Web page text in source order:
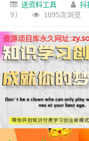
送资料工具 抖
9)
1095次浏览